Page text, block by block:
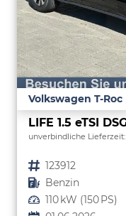
Volkswagen T-Roc
unverbindliche Lieferzeit:
Fahrzeugnr. 123912
Kraftstoff Benzin
Leistung 110 kW (150 PS)